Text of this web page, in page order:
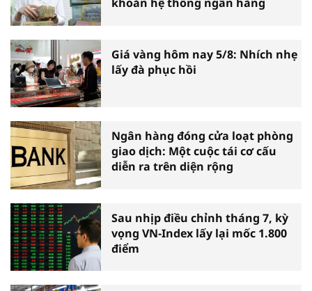
khoản hệ thống ngân hàng
Giá vàng hôm nay 5/8: Nhích nhẹ
lấy đà phục hồi
Ngân hàng đóng cửa loạt phòng
giao dịch: Một cuộc tái cơ cấu
diễn ra trên diện rộng
Sau nhịp điều chỉnh tháng 7, kỳ
vọng VN-Index lấy lại mốc 1.800
điểm